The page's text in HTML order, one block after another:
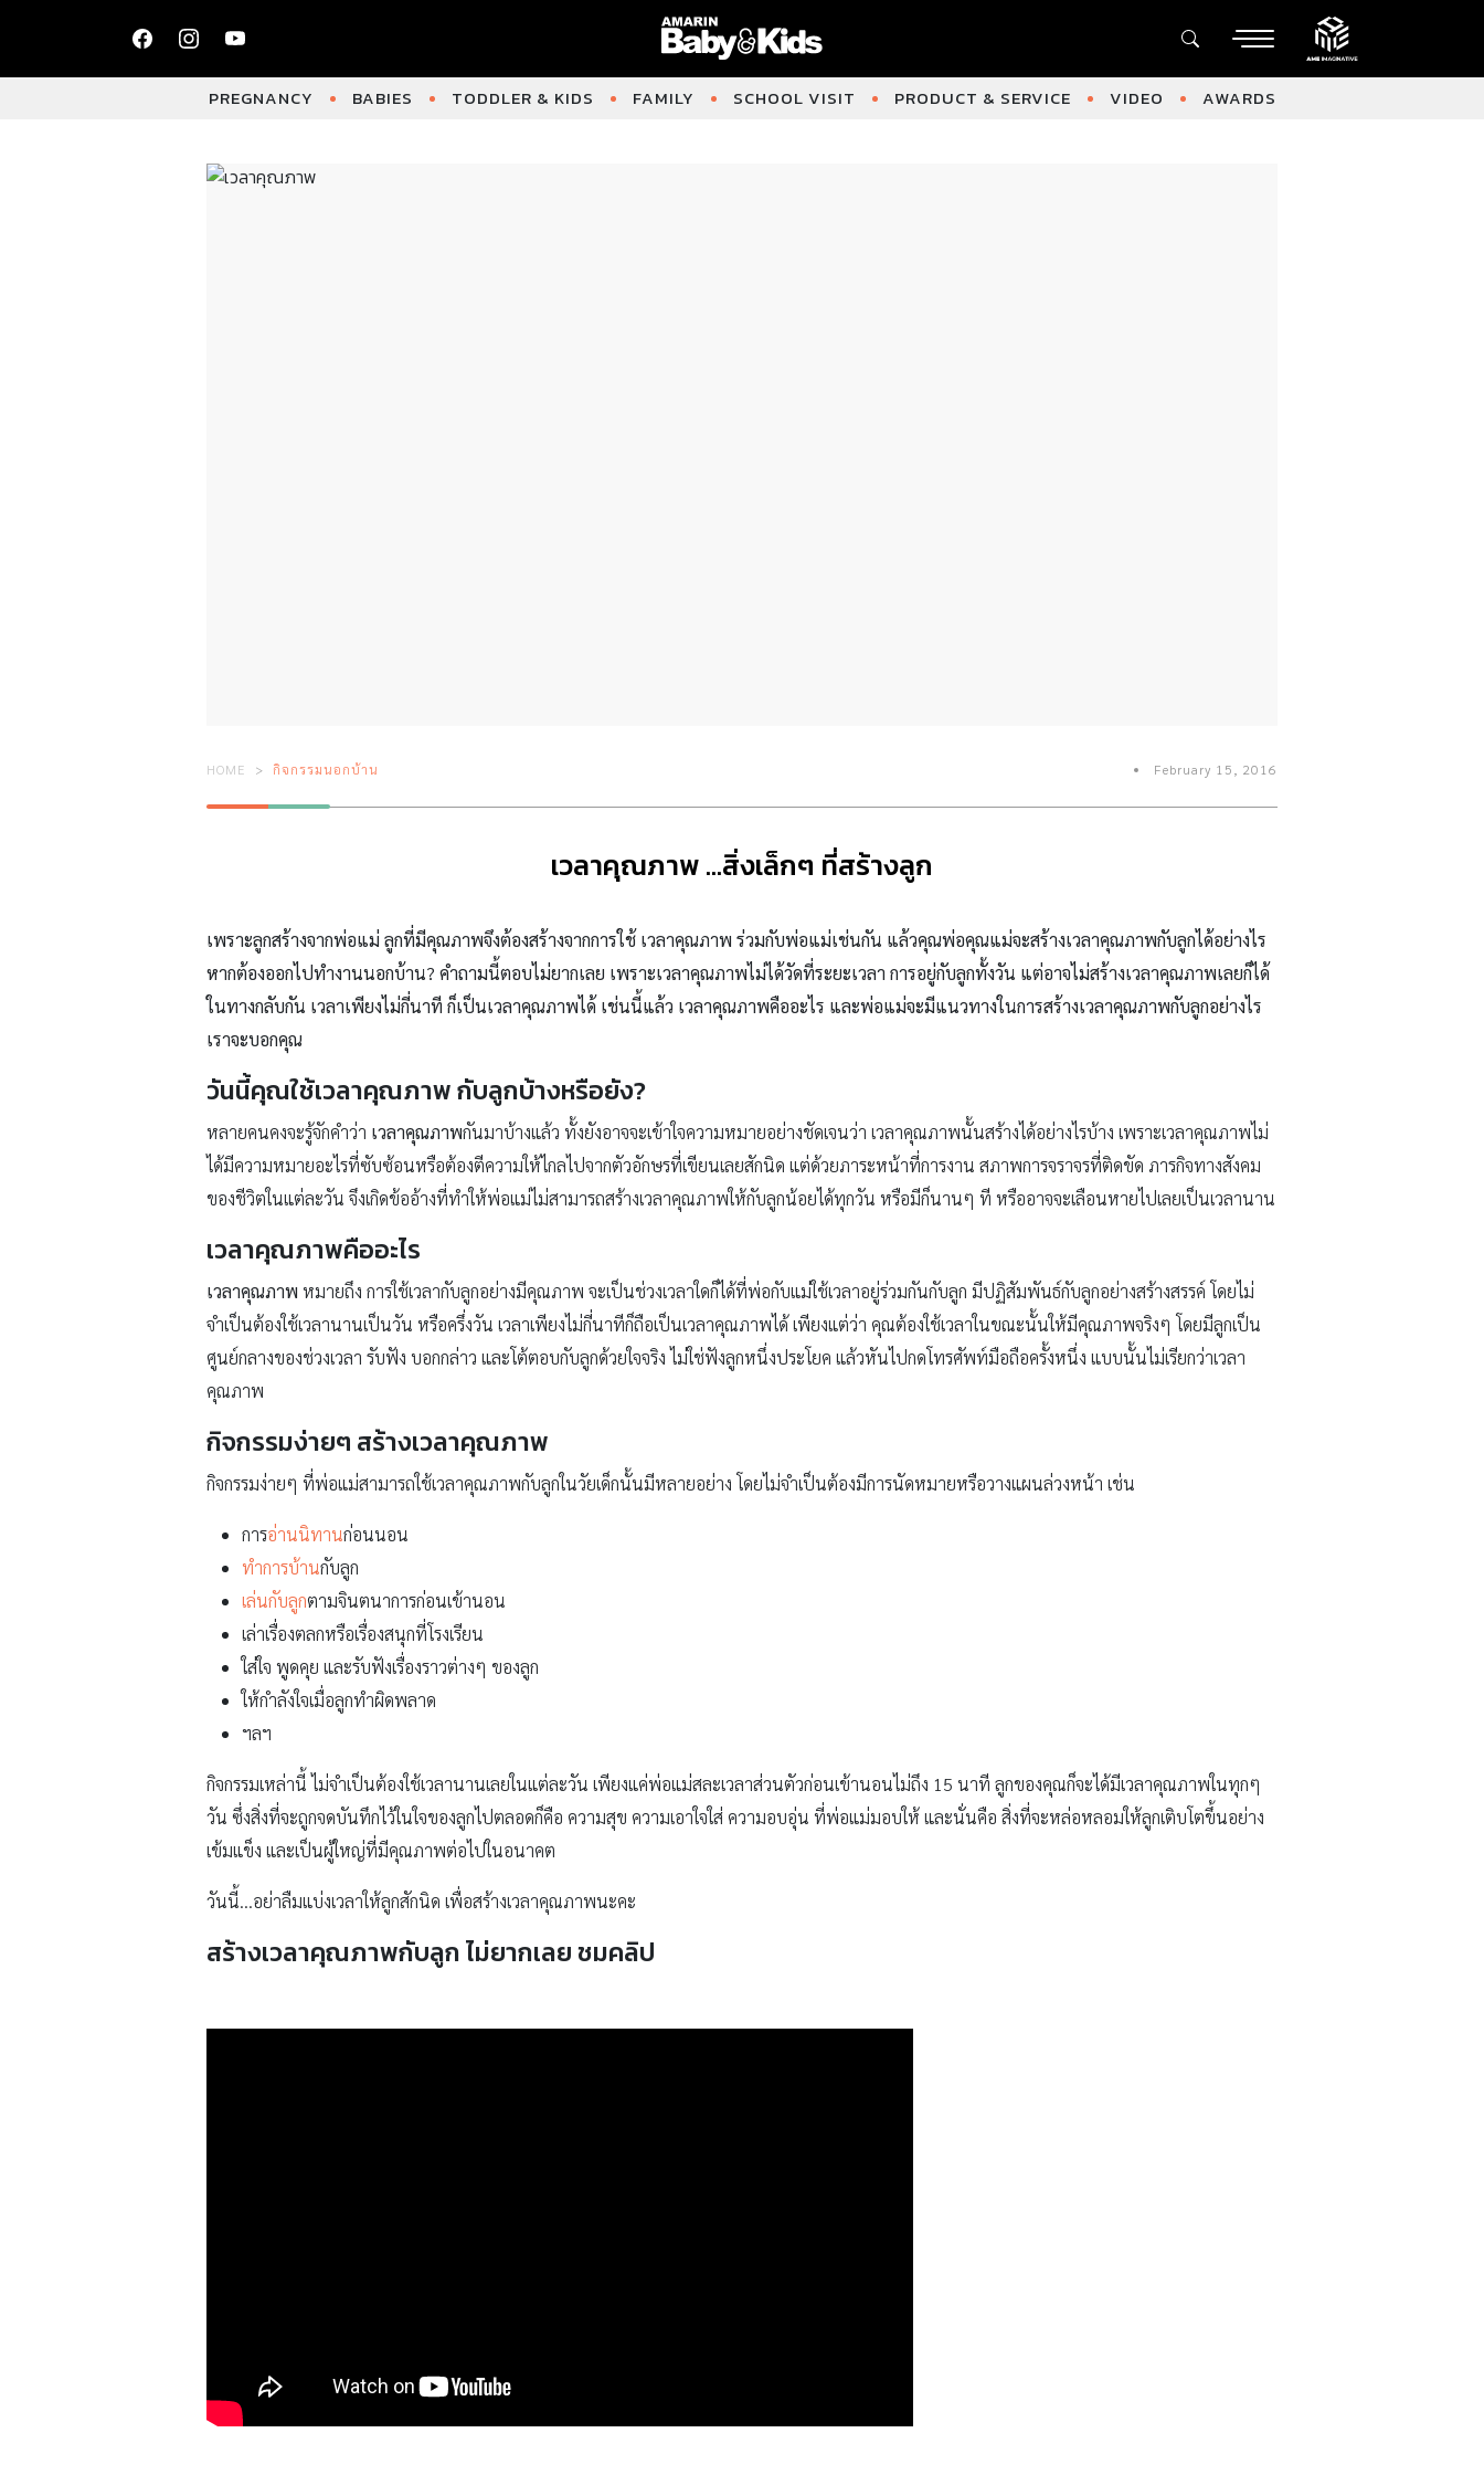
PREGNANCY BABIES TODDLER & KIDS FAMILY SCHOOL VISIT PRODUCT & SERVICE VIDEO AWARDS
HOME กิจกรรมนอกบ้าน February 15, 2016
เวลาคุณภาพ …สิ่งเล็กๆ ที่สร้างลูก
เพราะลูกสร้างจากพ่อแม่ ลูกที่มีคุณภาพจึงต้องสร้างจากการใช้ เวลาคุณภาพ ร่วมกับพ่อแม่เช่นกัน แล้วคุณพ่อคุณแม่จะสร้างเวลาคุณภาพกับลูกได้อย่างไร
หากต้องออกไปทำงานนอกบ้าน? คำถามนี้ตอบไม่ยากเลย เพราะเวลาคุณภาพไม่ได้วัดที่ระยะเวลา การอยู่กับลูกทั้งวัน แต่อาจไม่สร้างเวลาคุณภาพเลยก็ได้
ในทางกลับกัน เวลาเพียงไม่กี่นาที ก็เป็นเวลาคุณภาพได้ เช่นนี้แล้ว เวลาคุณภาพคืออะไร และพ่อแม่จะมีแนวทางในการสร้างเวลาคุณภาพกับลูกอย่างไร
เราจะบอกคุณ
วันนี้คุณใช้เวลาคุณภาพ กับลูกบ้างหรือยัง?
หลายคนคงจะรู้จักคำว่า เวลาคุณภาพกันมาบ้างแล้ว ทั้งยังอาจจะเข้าใจความหมายอย่างชัดเจนว่า เวลาคุณภาพนั้นสร้างได้อย่างไรบ้าง เพราะเวลาคุณภาพไม่
ได้มีความหมายอะไรที่ซับซ้อนหรือต้องตีความให้ไกลไปจากตัวอักษรที่เขียนเลยสักนิด แต่ด้วยภาระหน้าที่การงาน สภาพการจราจรที่ติดขัด ภารกิจทางสังคม
ของชีวิตในแต่ละวัน จึงเกิดข้ออ้างที่ทำให้พ่อแม่ไม่สามารถสร้างเวลาคุณภาพให้กับลูกน้อยได้ทุกวัน หรือมีก็นานๆ ที หรืออาจจะเลือนหายไปเลยเป็นเวลานาน
เวลาคุณภาพคืออะไร
เวลาคุณภาพ หมายถึง การใช้เวลากับลูกอย่างมีคุณภาพ จะเป็นช่วงเวลาใดก็ได้ที่พ่อกับแม่ใช้เวลาอยู่ร่วมกันกับลูก มีปฏิสัมพันธ์กับลูกอย่างสร้างสรรค์ โดยไม่
จำเป็นต้องใช้เวลานานเป็นวัน หรือครึ่งวัน เวลาเพียงไม่กี่นาทีก็ถือเป็นเวลาคุณภาพได้ เพียงแต่ว่า คุณต้องใช้เวลาในขณะนั้นให้มีคุณภาพจริงๆ โดยมีลูกเป็น
ศูนย์กลางของช่วงเวลา รับฟัง บอกกล่าว และโต้ตอบกับลูกด้วยใจจริง ไม่ใช่ฟังลูกหนึ่งประโยค แล้วหันไปกดโทรศัพท์มือถือครั้งหนึ่ง แบบนั้นไม่เรียกว่าเวลา
คุณภาพ
กิจกรรมง่ายๆ สร้างเวลาคุณภาพ
กิจกรรมง่ายๆ ที่พ่อแม่สามารถใช้เวลาคุณภาพกับลูกในวัยเด็กนั้นมีหลายอย่าง โดยไม่จำเป็นต้องมีการนัดหมายหรือวางแผนล่วงหน้า เช่น
การอ่านนิทานก่อนนอน
ทำการบ้านกับลูก
เล่นกับลูกตามจินตนาการก่อนเข้านอน
เล่าเรื่องตลกหรือเรื่องสนุกที่โรงเรียน
ใส่ใจ พูดคุย และรับฟังเรื่องราวต่างๆ ของลูก
ให้กำลังใจเมื่อลูกทำผิดพลาด
ฯลฯ
กิจกรรมเหล่านี้ ไม่จำเป็นต้องใช้เวลานานเลยในแต่ละวัน เพียงแค่พ่อแม่สละเวลาส่วนตัวก่อนเข้านอนไม่ถึง 15 นาที ลูกของคุณก็จะได้มีเวลาคุณภาพในทุกๆ
วัน ซึ่งสิ่งที่จะถูกจดบันทึกไว้ในใจของลูกไปตลอดก็คือ ความสุข ความเอาใจใส่ ความอบอุ่น ที่พ่อแม่มอบให้ และนั่นคือ สิ่งที่จะหล่อหลอมให้ลูกเติบโตขึ้นอย่าง
เข้มแข็ง และเป็นผู้ใหญ่ที่มีคุณภาพต่อไปในอนาคต
วันนี้…อย่าลืมแบ่งเวลาให้ลูกสักนิด เพื่อสร้างเวลาคุณภาพนะคะ
สร้างเวลาคุณภาพกับลูก ไม่ยากเลย ชมคลิป